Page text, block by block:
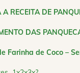
RECEITA DE
DAS
Farinha de Coco –